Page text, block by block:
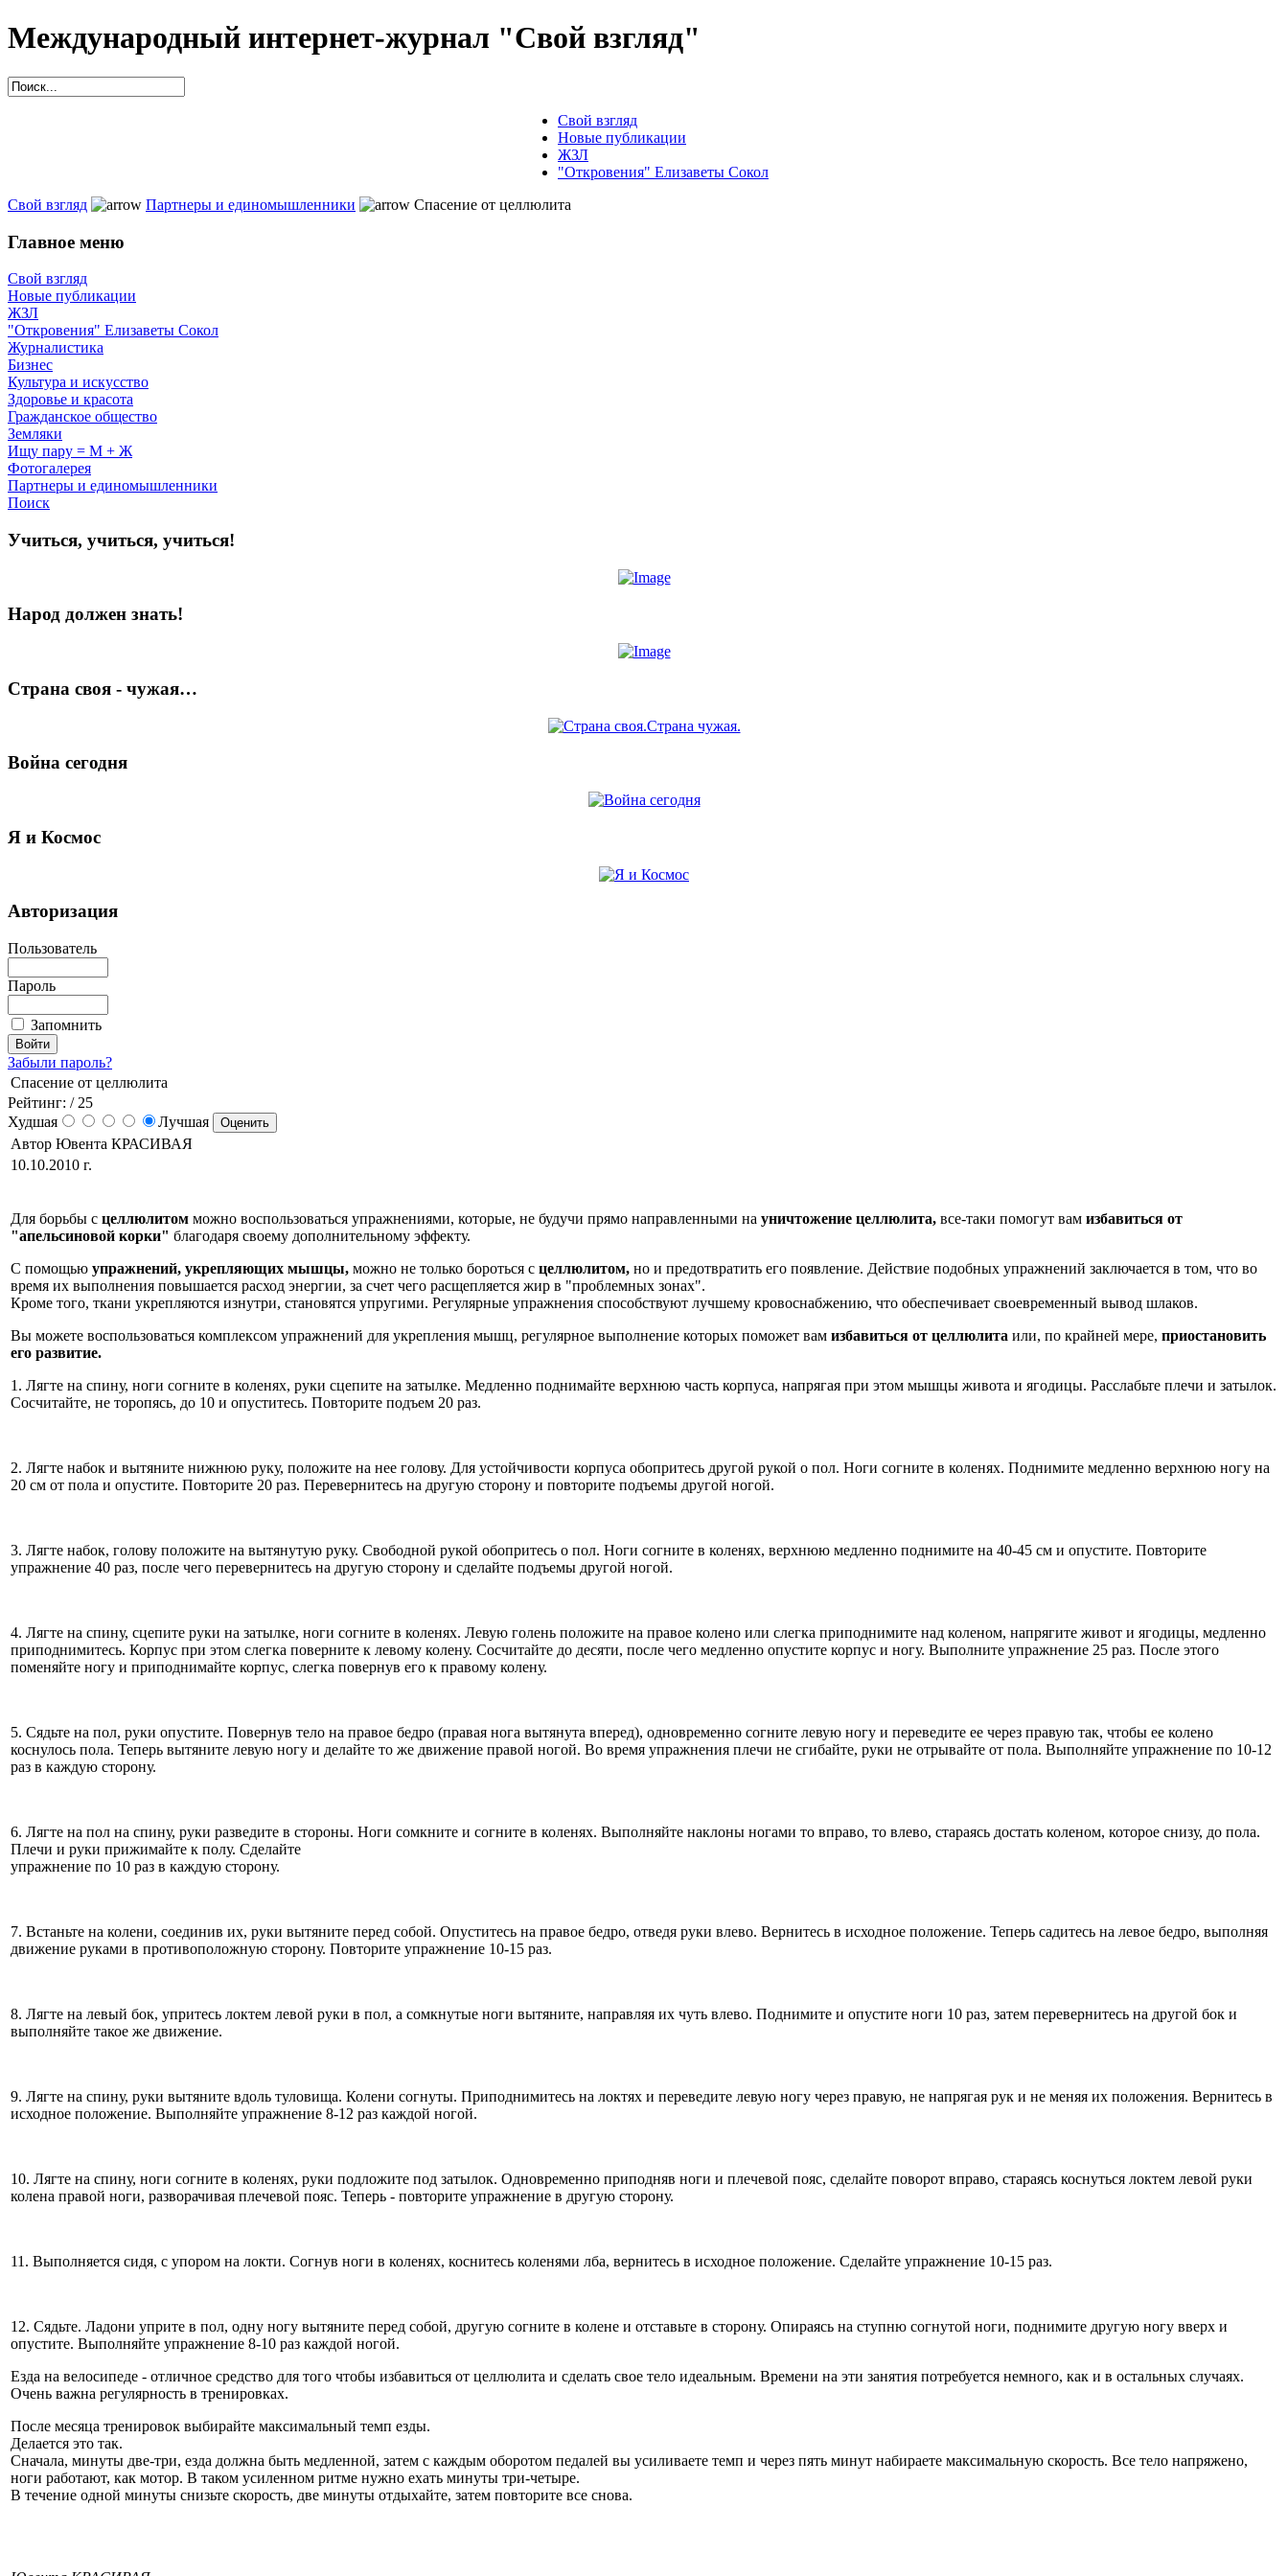
Международный интернет-журнал "Свой взгляд"
Свой взгляд
Новые публикации
ЖЗЛ
"Откровения" Елизаветы Сокол
Свой взгляд
Партнеры и единомышленники Спасение от целлюлита
Главное меню
Свой взгляд
Новые публикации
ЖЗЛ
"Откровения" Елизаветы Сокол
Журналистика
Бизнес
Культура и искусство
Здоровье и красота
Гражданское общество
Земляки
Ищу пару = М + Ж
Фотогалерея
Партнеры и единомышленники
Поиск
Учиться, учиться, учиться!
Народ должен знать!
Страна своя - чужая…
Война сегодня
Я и Космос
Авторизация
Пользователь
Пароль
Запомнить
Забыли пароль?
Спасение от целлюлита
Рейтинг: / 25
Худшая
Лучшая
Автор Ювента КРАСИВАЯ
10.10.2010 г.
Для борьбы с целлюлитом можно воспользоваться упражнениями, которые, не будучи прямо направленными на уничтожение целлюлита, все-таки помогут вам избавиться от
"апельсиновой корки" благодаря своему дополнительному эффекту.
С помощью упражнений, укрепляющих мышцы, можно не только бороться с целлюлитом, но и предотвратить его появление. Действие подобных упражнений заключается в том, что во
время их выполнения повышается расход энергии, за счет чего расщепляется жир в "проблемных зонах".
Кроме того, ткани укрепляются изнутри, становятся упругими. Регулярные упражнения способствуют лучшему кровоснабжению, что обеспечивает своевременный вывод шлаков.
Вы можете воспользоваться комплексом упражнений для укрепления мышц, регулярное выполнение которых поможет вам избавиться от целлюлита или, по крайней мере, приостановить
его развитие.
1. Лягте на спину, ноги согните в коленях, руки сцепите на затылке. Медленно поднимайте верхнюю часть корпуса, напрягая при этом мышцы живота и ягодицы. Расслабьте плечи и затылок.
Сосчитайте, не торопясь, до 10 и опуститесь. Повторите подъем 20 раз.
2. Лягте набок и вытяните нижнюю руку, положите на нее голову. Для устойчивости корпуса обопритесь другой рукой о пол. Ноги согните в коленях. Поднимите медленно верхнюю ногу на
20 см от пола и опустите. Повторите 20 раз. Перевернитесь на другую сторону и повторите подъемы другой ногой.
3. Лягте набок, голову положите на вытянутую руку. Свободной рукой обопритесь о пол. Ноги согните в коленях, верхнюю медленно поднимите на 40-45 см и опустите. Повторите
упражнение 40 раз, после чего перевернитесь на другую сторону и сделайте подъемы другой ногой.
4. Лягте на спину, сцепите руки на затылке, ноги согните в коленях. Левую голень положите на правое колено или слегка приподнимите над коленом, напрягите живот и ягодицы, медленно
приподнимитесь. Корпус при этом слегка поверните к левому колену. Сосчитайте до десяти, после чего медленно опустите корпус и ногу. Выполните упражнение 25 раз. После этого
поменяйте ногу и приподнимайте корпус, слегка повернув его к правому колену.
5. Сядьте на пол, руки опустите. Повернув тело на правое бедро (правая нога вытянута вперед), одновременно согните левую ногу и переведите ее через правую так, чтобы ее колено
коснулось пола. Теперь вытяните левую ногу и делайте то же движение правой ногой. Во время упражнения плечи не сгибайте, руки не отрывайте от пола. Выполняйте упражнение по 10-12
раз в каждую сторону.
6. Лягте на пол на спину, руки разведите в стороны. Ноги сомкните и согните в коленях. Выполняйте наклоны ногами то вправо, то влево, стараясь достать коленом, которое снизу, до пола.
Плечи и руки прижимайте к полу. Сделайте
упражнение по 10 раз в каждую сторону.
7. Встаньте на колени, соединив их, руки вытяните перед собой. Опуститесь на правое бедро, отведя руки влево. Вернитесь в исходное положение. Теперь садитесь на левое бедро, выполняя
движение руками в противоположную сторону. Повторите упражнение 10-15 раз.
8. Лягте на левый бок, упритесь локтем левой руки в пол, а сомкнутые ноги вытяните, направляя их чуть влево. Поднимите и опустите ноги 10 раз, затем перевернитесь на другой бок и
выполняйте такое же движение.
9. Лягте на спину, руки вытяните вдоль туловища. Колени согнуты. Приподнимитесь на локтях и переведите левую ногу через правую, не напрягая рук и не меняя их положения. Вернитесь в
исходное положение. Выполняйте упражнение 8-12 раз каждой ногой.
10. Лягте на спину, ноги согните в коленях, руки подложите под затылок. Одновременно приподняв ноги и плечевой пояс, сделайте поворот вправо, стараясь коснуться локтем левой руки
колена правой ноги, разворачивая плечевой пояс. Теперь - повторите упражнение в другую сторону.
11. Выполняется сидя, с упором на локти. Согнув ноги в коленях, коснитесь коленями лба, вернитесь в исходное положение. Сделайте упражнение 10-15 раз.
12. Сядьте. Ладони уприте в пол, одну ногу вытяните перед собой, другую согните в колене и отставьте в сторону. Опираясь на ступню согнутой ноги, поднимите другую ногу вверх и
опустите. Выполняйте упражнение 8-10 раз каждой ногой.
Езда на велосипеде - отличное средство для того чтобы избавиться от целлюлита и сделать свое тело идеальным. Времени на эти занятия потребуется немного, как и в остальных случаях.
Очень важна регулярность в тренировках.
После месяца тренировок выбирайте максимальный темп езды.
Делается это так.
Сначала, минуты две-три, езда должна быть медленной, затем с каждым оборотом педалей вы усиливаете темп и через пять минут набираете максимальную скорость. Все тело напряжено,
ноги работают, как мотор. В таком усиленном ритме нужно ехать минуты три-четыре.
В течение одной минуты снизьте скорость, две минуты отдыхайте, затем повторите все снова.